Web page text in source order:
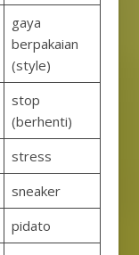
gaya
berpakaian
(style)
stop
(berhenti)
stress
sneaker
pidato